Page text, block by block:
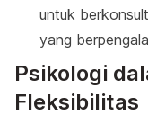
untuk
yang
Psikologi
Fleksibilitas